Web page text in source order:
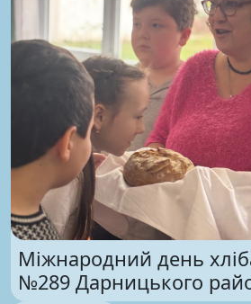
Міжнародний день
№289 Дарницького